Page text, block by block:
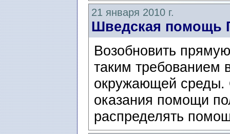
21 января 2010 г.
Шведская помощь
Возобновить
таким требованием
окружающей среды.
оказания помощи
распределять